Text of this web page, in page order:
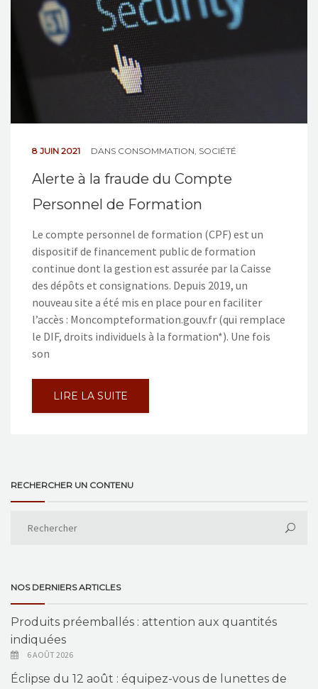
8 JUIN 2021 DANS CONSOMMATION, SOCIÉTÉ
Alerte à la fraude du Compte
Personnel de Formation
Le compte personnel de formation (CPF) est un
dispositif de financement public de formation
continue dont la gestion est assurée par la Caisse
des dépôts et consignations. Depuis 2019, un
nouveau site a été mis en place pour en faciliter
l’accès : Moncompteformation.gouv.fr (qui remplace
le DIF, droits individuels à la formation*). Une fois
son
LIRE LA SUITE
RECHERCHER UN CONTENU
NOS DERNIERS ARTICLES
Produits préemballés : attention aux quantités
indiquées
6 AOÛT 2026
Éclipse du 12 août : équipez-vous de lunettes de